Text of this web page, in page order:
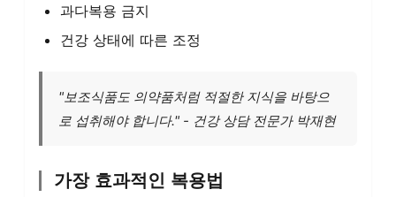
과다복용 금지
건강 상태에 따른 조정
"보조식품도 의약품처럼 적절한 지식을 바탕으
로 섭취해야 합니다." - 건강 상담 전문가 박재현
가장 효과적인 복용법